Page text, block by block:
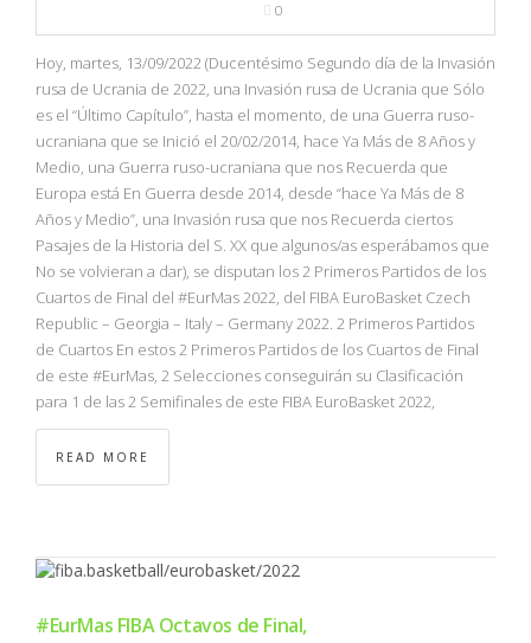
0
Hoy, martes, 13/09/2022 (Ducentésimo Segundo día de la Invasión
rusa de Ucrania de 2022, una Invasión rusa de Ucrania que Sólo
es el “Último Capítulo”, hasta el momento, de una Guerra ruso-
ucraniana que se Inició el 20/02/2014, hace Ya Más de 8 Años y
Medio, una Guerra ruso-ucraniana que nos Recuerda que
Europa está En Guerra desde 2014, desde “hace Ya Más de 8
Años y Medio”, una Invasión rusa que nos Recuerda ciertos
Pasajes de la Historia del S. XX que algunos/as esperábamos que
No se volvieran a dar), se disputan los 2 Primeros Partidos de los
Cuartos de Final del #EurMas 2022, del FIBA EuroBasket Czech
Republic – Georgia – Italy – Germany 2022. 2 Primeros Partidos
de Cuartos En estos 2 Primeros Partidos de los Cuartos de Final
de este #EurMas, 2 Selecciones conseguirán su Clasificación
para 1 de las 2 Semifinales de este FIBA EuroBasket 2022,
READ MORE
#EurMas FIBA Octavos de Final,